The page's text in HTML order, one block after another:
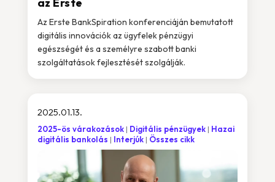
Az Erste BankSpiration konferenciáján bemutatott
digitális innovációk az ügyfelek pénzügyi
egészségét és a személyre szabott banki
szolgáltatások fejlesztését szolgálják.
2025.01.13.
2025-ös várakozások Digitális pénzügyek
Hazai
digitális bankolás
Interjúk Összes cikk